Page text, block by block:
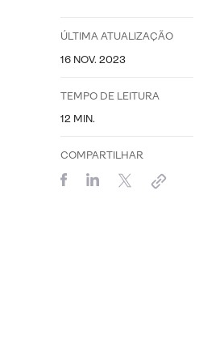
ÚLTIMA ATUALIZAÇÃO
16 NOV. 2023
TEMPO DE LEITURA
12 MIN.
COMPARTILHAR